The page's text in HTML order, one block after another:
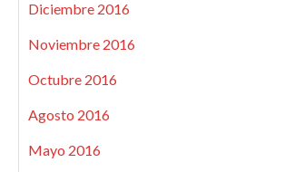
Diciembre 2016
Noviembre 2016
Octubre 2016
Agosto 2016
Mayo 2016